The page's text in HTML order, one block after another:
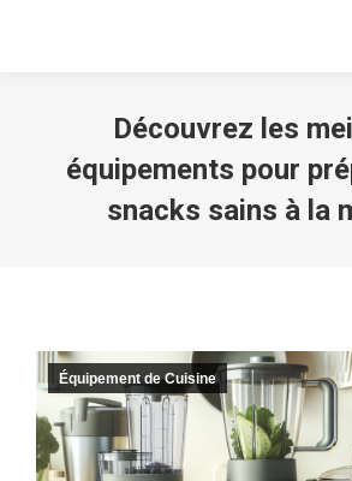
Découvrez les
équipements pour
snacks sains à la
Équipement de Cuisine